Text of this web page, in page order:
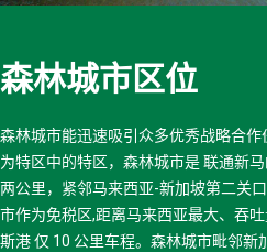
森林城市区位
森林城市能迅速吸引众多优秀战略合
为特区中的特区，森林城市是 联通新
两公里，紧邻马来西亚-新加坡第二关
市作为免税区,距离马来西亚最大、吞
斯港 仅 10 公里车程。森林城市毗邻